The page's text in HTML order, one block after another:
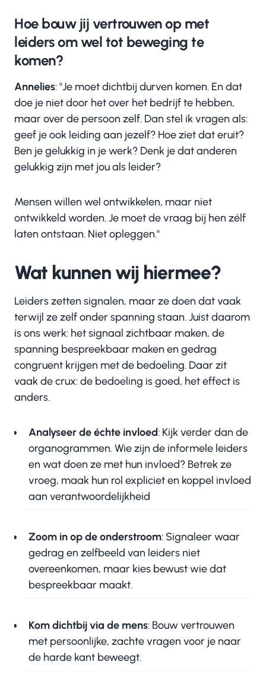
Hoe bouw jij vertrouwen op met
leiders om wel tot beweging te
komen?
Annelies: "Je moet dichtbij durven komen. En dat
doe je niet door het over het bedrijf te hebben,
maar over de persoon zelf. Dan stel ik vragen als:
geef je ook leiding aan jezelf? Hoe ziet dat eruit?
Ben je gelukkig in je werk? Denk je dat anderen
gelukkig zijn met jou als leider?
Mensen willen wel ontwikkelen, maar niet
ontwikkeld worden. Je moet de vraag bij hen zélf
laten ontstaan. Niet opleggen."
Wat kunnen wij hiermee?
Leiders zetten signalen, maar ze doen dat vaak
terwijl ze zelf onder spanning staan. Juist daarom
is ons werk: het signaal zichtbaar maken, de
spanning bespreekbaar maken en gedrag
congruent krijgen met de bedoeling. Daar zit
vaak de crux: de bedoeling is goed, het effect is
anders.
Analyseer de échte invloed: Kijk verder dan de
organogrammen. Wie zijn de informele leiders
en wat doen ze met hun invloed? Betrek ze
vroeg, maak hun rol expliciet en koppel invloed
aan verantwoordelijkheid
Zoom in op de onderstroom: Signaleer waar
gedrag en zelfbeeld van leiders niet
overeenkomen, maar kies bewust wie dat
bespreekbaar maakt.
Kom dichtbij via de mens: Bouw vertrouwen
met persoonlijke, zachte vragen voor je naar
de harde kant beweegt.